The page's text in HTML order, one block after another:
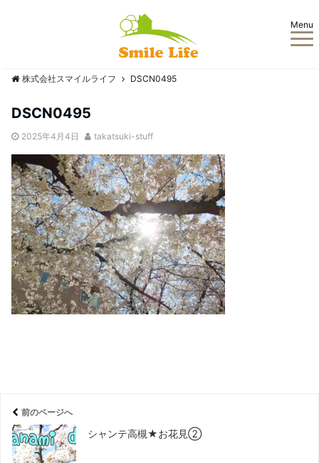
Menu
株式会社スマイルライフ DSCN0495
DSCN0495
2025年4月4日 takatsuki-stuff
前のページへ
シャンテ高槻★お花見②